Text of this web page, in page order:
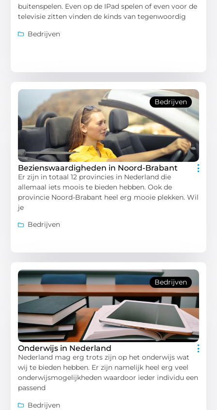
buitenspelen. Even op de IPad spelen of even voor de
televisie zitten vinden de kinds van tegenwoordig
Bedrijven
Bedrijven
Bezienswaardigheden in Noord-Brabant
Er zijn in totaal 12 provincies in Nederland die
allemaal iets moois te bieden hebben. Ook de
provincie Noord-Brabant heel erg mooie plekken. Wil
je
Bedrijven
Bedrijven
Onderwijs in Nederland
Nederland mag erg trots zijn op het onderwijs wat
wij te bieden hebben. Er zijn namelijk heel erg veel
onderwijsmogelijkheden waardoor ieder individu een
passend
Bedrijven